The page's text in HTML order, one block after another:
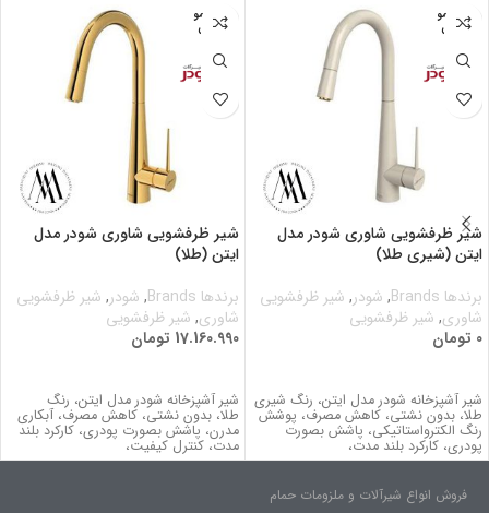
اتمام مو
جودی
شیر ظرفشویی شاوری شودر مدل
ایتن (شیری طلا)
برندها Brands
, شودر, شیر ظرفشویی
شاوری, شیر ظرفشویی
0 تومان
شیر آشپزخانه شودر مدل ایتن، رنگ شیری
طلا، بدون نشتي، کاهش مصرف، پوشش
رنگ الکترواستاتیکی، پاشش بصورت
پودری، کارکرد بلند مدت،
اتمام مو
جودی
شیر ظرفشویی شاوری شودر مدل
ایتن (طلا)
برندها Brands
, شودر, شیر ظرفشویی
شاوری, شیر ظرفشویی
17.160.990 تومان
شیر آشپزخانه شودر مدل ایتن، رنگ
طلا، بدون نشتي، کاهش مصرف، آبکاری
مدرن، پاشش بصورت پودری، کارکرد بلند
مدت، كنترل كيفيت،
فروش انواع شیرآلات و ملزومات حمام